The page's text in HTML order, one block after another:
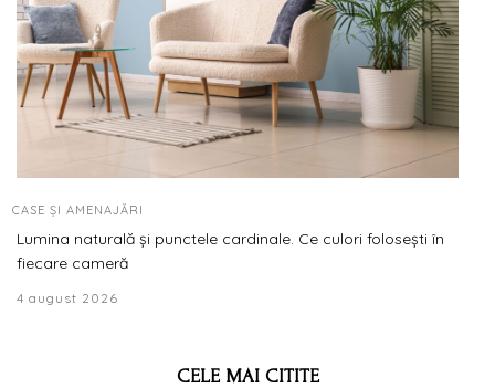
CASE ȘI AMENAJĂRI
Lumina naturală și punctele cardinale. Ce culori folosești în
fiecare cameră
4 august 2026
CELE MAI CITITE